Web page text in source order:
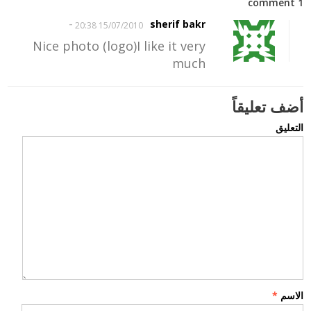
sherif bakr
15/07/2010 20:38
-
Nice photo (logo)I like it very
much
أضف تعليقاً
التعليق
الاسم *